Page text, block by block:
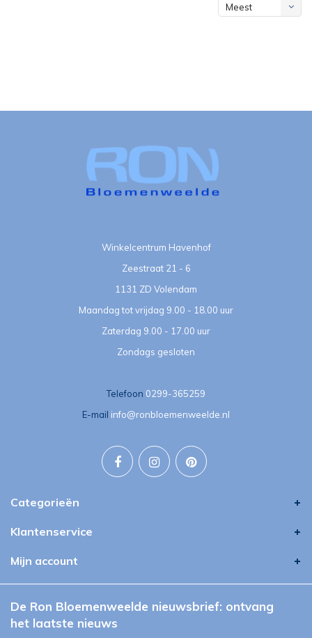
Meest
Winkelcentrum Havenhof
Zeestraat 21 - 6
1131 ZD Volendam
Maandag tot vrijdag 9.00 - 18.00 uur
Zaterdag 9.00 - 17.00 uur
Zondags gesloten
Telefoon 0299-365259
E-mail info@ronbloemenweelde.nl
Categorieën
Klantenservice
Mijn account
De Ron Bloemenweelde nieuwsbrief: ontvang
het laatste nieuws